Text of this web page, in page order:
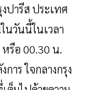
ปารีส ประเทศ
นวันนี้ในเวลา
หรือ 00.30 น.
าร ใจกลางกรุง